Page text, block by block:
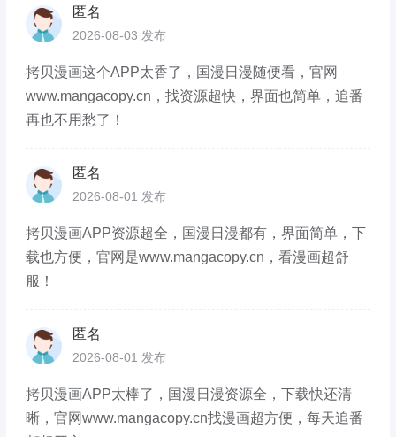
匿名
2026-08-03 发布
拷贝漫画这个APP太香了，国漫日漫随便看，官网
www.mangacopy.cn，找资源超快，界面也简单，追番
再也不用愁了！
匿名
2026-08-01 发布
拷贝漫画APP资源超全，国漫日漫都有，界面简单，下
载也方便，官网是www.mangacopy.cn，看漫画超舒
服！
匿名
2026-08-01 发布
拷贝漫画APP太棒了，国漫日漫资源全，下载快还清
晰，官网www.mangacopy.cn找漫画超方便，每天追番